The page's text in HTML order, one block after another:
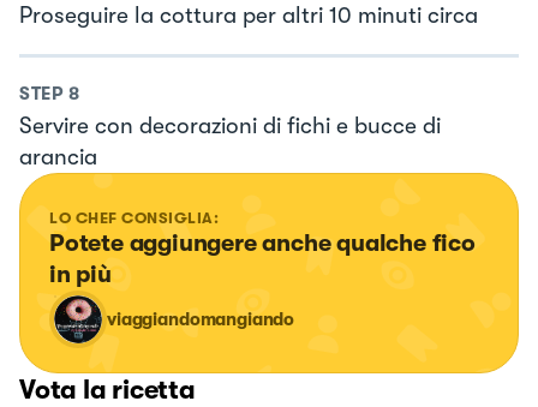
Proseguire la cottura per altri 10 minuti circa
STEP 8
Servire con decorazioni di fichi e bucce di
arancia
LO CHEF CONSIGLIA:
Potete aggiungere anche qualche fico
in più
viaggiandomangiando
Vota la ricetta